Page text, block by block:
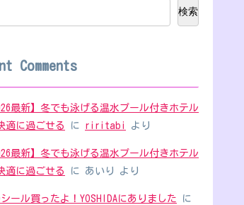
検索
Comments
最新】冬でも泳げる温水プール付きホテル
適に過ごせる
に riritabi より
最新】冬でも泳げる温水プール付きホテル
適に過ごせる
に あいり より
ール買ったよ！YOSHIDAにありました に